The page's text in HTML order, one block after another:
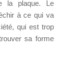
la plaque. Le
à ce qui va
qui est trop
sa forme